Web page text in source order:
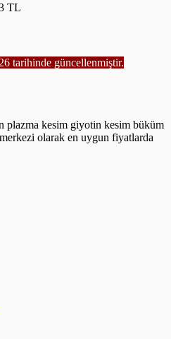
TL
tarihinde güncellenmiştir.
plazma kesim giyotin kesim büküm
olarak en uygun fiyatlarda